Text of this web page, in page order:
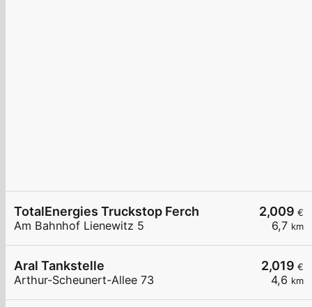
2,009 €
6,7 km
TotalEnergies Truckstop Ferch
Am Bahnhof Lienewitz 5
2,019 €
4,6 km
Aral Tankstelle
Arthur-Scheunert-Allee 73